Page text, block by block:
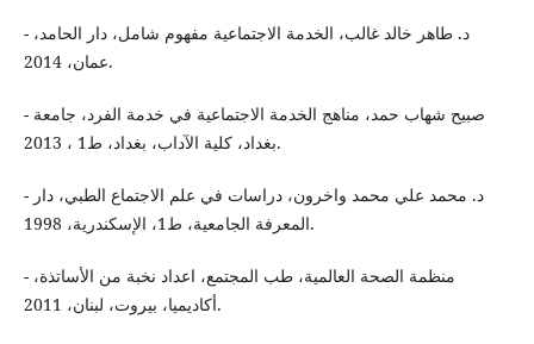
- د. طاهر خالد غالب، الخدمة الاجتماعية مفهوم شامل، دار الحامد،
عمان، 2014.
- صبيح شهاب حمد، مناهج الخدمة الاجتماعية في خدمة الفرد، جامعة
بغداد، كلية الآداب، بغداد، ط1 ، 2013.
- د. محمد علي محمد واخرون، دراسات في علم الاجتماع الطبي، دار
المعرفة الجامعية، ط1، الإسكندرية، 1998.
- منظمة الصحة العالمية، طب المجتمع، اعداد نخبة من الأساتذة،
أكاديميا، بيروت، لبنان، 2011.